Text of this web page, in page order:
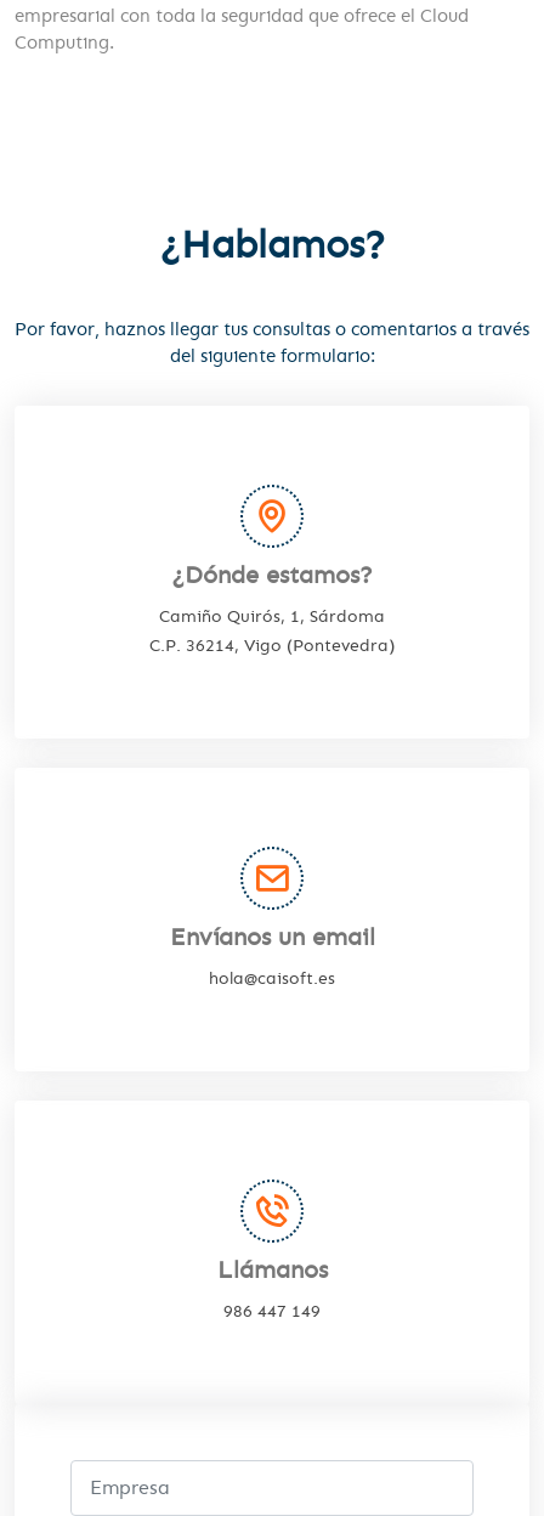
empresarial con toda la seguridad que ofrece el Cloud
Computing.
¿Hablamos?
Por favor, haznos llegar tus consultas o comentarios a través
del siguiente formulario:
¿Dónde estamos?
Camiño Quirós, 1, Sárdoma
C.P. 36214, Vigo (Pontevedra)
Envíanos un email
hola@caisoft.es
Llámanos
986 447 149